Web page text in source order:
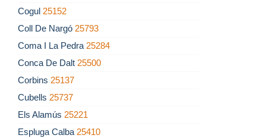
Cogul 25152
Coll De Nargó 25793
Coma I La Pedra 25284
Conca De Dalt 25500
Corbins 25137
Cubells 25737
Els Alamús 25221
Espluga Calba 25410